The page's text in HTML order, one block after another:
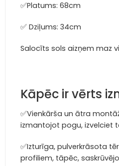
✅Platums: 68cm
✅ Dziļums: 34cm
Salocīts sols aizņem maz
Kāpēc ir vērts
✅Vienkārša un ātra
izmantojot pogu, izvelciet
✅Izturīga, pulverkrāsota
profiliem, tāpēc,